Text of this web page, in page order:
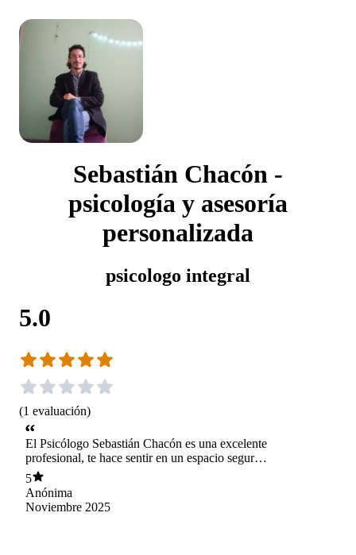
Sebastián Chacón -
psicología y asesoría
personalizada
psicologo integral
5.0
(1 evaluación)
El Psicólogo Sebastián Chacón es una excelente
profesional, te hace sentir en un espacio seguro,
te orienta y apoya como también te da
herramientas para lidiar con lo que estás
atravesando. Totalmente recomendado
5
Anónima
Noviembre 2025